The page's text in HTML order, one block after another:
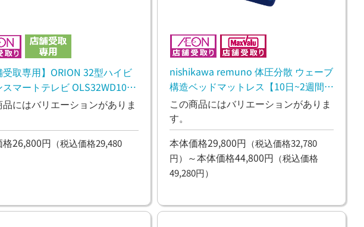
受取専用】ORION 32型ハイビ
スマートテレビ OLS32WD10
品にはバリエーションがありま
26,800円 （税込価格29,480
nishikawa remuno 体圧分散 ウェーブ
構造ベッドマットレス【10日~2週間後
のお渡し】
この商品にはバリエーションがありま
す。
本体価格29,800円 （税込価格32,780
円） ～本体価格44,800円 （税込価格
49,280円）